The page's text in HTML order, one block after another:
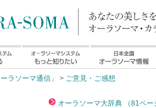
ラソーマ通信」 > ご意見・ご感想
オーラソーマ大辞典 （81ペー